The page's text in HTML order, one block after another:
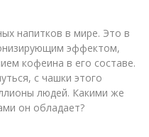
напитков в мире. Это в
эффектом,
кофеина в его составе.
с чашки этого
людей. Какими же
он обладает?